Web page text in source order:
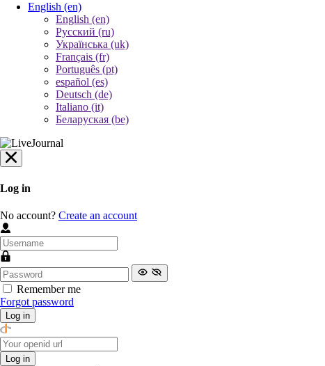
English (en)
English (en)
Русский (ru)
Українська (uk)
Français (fr)
Português (pt)
español (es)
Deutsch (de)
Italiano (it)
Беларуская (be)
Log in
No account? Create an account
Remember me
Forgot password
Log in
Log in